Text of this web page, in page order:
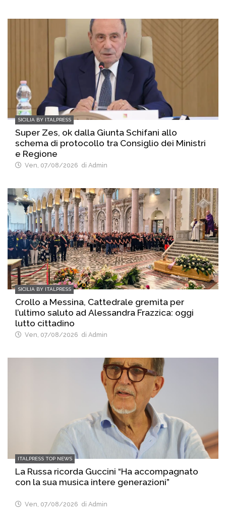
SICILIA BY ITALPRESS
Super Zes, ok dalla Giunta Schifani allo
schema di protocollo tra Consiglio dei Ministri
e Regione
Ven, 07/08/2026 di Admin
SICILIA BY ITALPRESS
Crollo a Messina, Cattedrale gremita per
l’ultimo saluto ad Alessandra Frazzica: oggi
lutto cittadino
Ven, 07/08/2026 di Admin
ITALPRESS TOP NEWS
La Russa ricorda Guccini “Ha accompagnato
con la sua musica intere generazioni”
Ven, 07/08/2026 di Admin